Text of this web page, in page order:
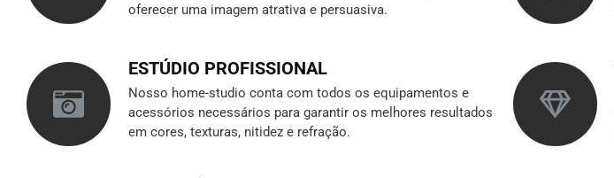
oferecer uma imagem atrativa e persuasiva.
ESTÚDIO PROFISSIONAL
Nosso home-studio conta com todos os equipamentos e
acessórios necessários para garantir os melhores resultados
em cores, texturas, nitidez e refração.